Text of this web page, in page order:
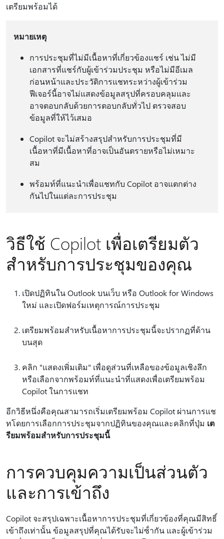
เตรียมพร้อมได้
หมายเหตุ
การประชุมที่ไม่มีเนื้อหาที่เกี่ยวข้องแชร์ เช่น ไม่มี
เอกสารที่แชร์กับผู้เข้าร่วมประชุม หรือไม่มีอีเมล
ก่อนหน้าและประวัติการแชทระหว่างผู้เข้าร่วม
ฟีเจอร์นี้อาจไม่แสดงข้อมูลสรุปที่ครอบคลุมและ
อาจตอบกลับด้วยการตอบกลับทั่วไป ตรวจสอบ
ข้อมูลที่ให้ไว้เสมอ
Copilot จะไม่สร้างสรุปสําหรับการประชุมที่มี
เนื้อหาที่มีเนื้อหาที่อาจเป็นอันตรายหรือไม่เหมาะ
สม
พร้อมท์ที่แนะนําเพื่อแชทกับ Copilot อาจแตกต่าง
กันไปในแต่ละการประชุม
วิธีใช้ Copilot เพื่อเตรียมตัว
สําหรับการประชุมของคุณ
เปิดปฏิทินใน Outlook บนเว็บ หรือ Outlook for Windows
ใหม่ และเปิดฟอร์มเหตุการณ์การประชุม
เตรียมพร้อมสําหรับเนื้อหาการประชุมนี้จะปรากฏที่ด้าน
บนสุด
คลิก "แสดงเพิ่มเติม" เพื่อดูส่วนที่เหลือของข้อมูลเชิงลึก
หรือเลือกจากพร้อมท์ที่แนะนําที่แสดงเพื่อเตรียมพร้อม
Copilot ในการแชท
อีกวิธีหนึ่งคือคุณสามารถเริ่มเตรียมพร้อม Copilot ผ่านการแช
ทโดยการเลือกการประชุมจากปฏิทินของคุณและคลิกที่ปุ่ม เต
รียมพร้อมสําหรับการประชุมนี้
การควบคุมความเป็นส่วนตัว
และการเข้าถึง
Copilot จะสรุปเฉพาะเนื้อหาการประชุมที่เกี่ยวข้องที่คุณมีสิทธิ์
เข้าถึงเท่านั้น ข้อมูลสรุปที่คุณได้รับจะไม่ซ้ํากัน และผู้เข้าร่วม